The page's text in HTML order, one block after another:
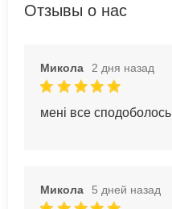
Отзывы о нас
Микола 2 дня назад
мені все сподоболось
Микола 5 дней назад